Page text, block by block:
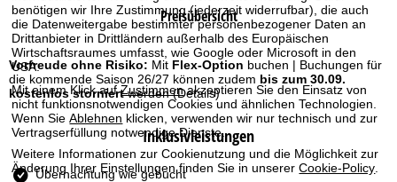
benötigen wir Ihre Zustimmung (jederzeit widerrufbar), die auch
die Datenweitergabe bestimmter personenbezogener Daten an
Drittanbieter in Drittländern außerhalb des Europäischen
Wirtschaftsraumes umfasst, wie Google oder Microsoft in den
USA.
Mit einem Klick aufZustimmenakzeptieren Sie den Einsatz von
nicht funktionsnotwendigen Cookies und ähnlichen Technologien.
Wenn SieAblehnen klicken, verwenden wir nur technisch und zur
Vertragserfüllung notwendige Dienste.
Weitere Informationen zur Cookienutzung und die Möglichkeit zur
Änderung Ihrer Einstellungen finden Sie in unsererCookie-Policy.
t
s
e
i
t
Preisübersicht
Vorfreude ohne Risiko: Mit Flex-Option buchen | Buchungen für
die kommende Saison 26/27 können zudem bis zum 30.09.
kostenlos storniertwerden(Details)
Inklusivleistungen
Übernachtung wie gebucht